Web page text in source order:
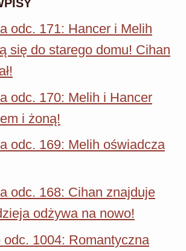
odc. 171: Hancer i Melih
się do starego domu! Cihan
odc. 170: Melih i Hancer
i żoną!
odc. 169: Melih oświadcza
odc. 168: Cihan znajduje
odżywa na nowo!
1004: Romantyczna